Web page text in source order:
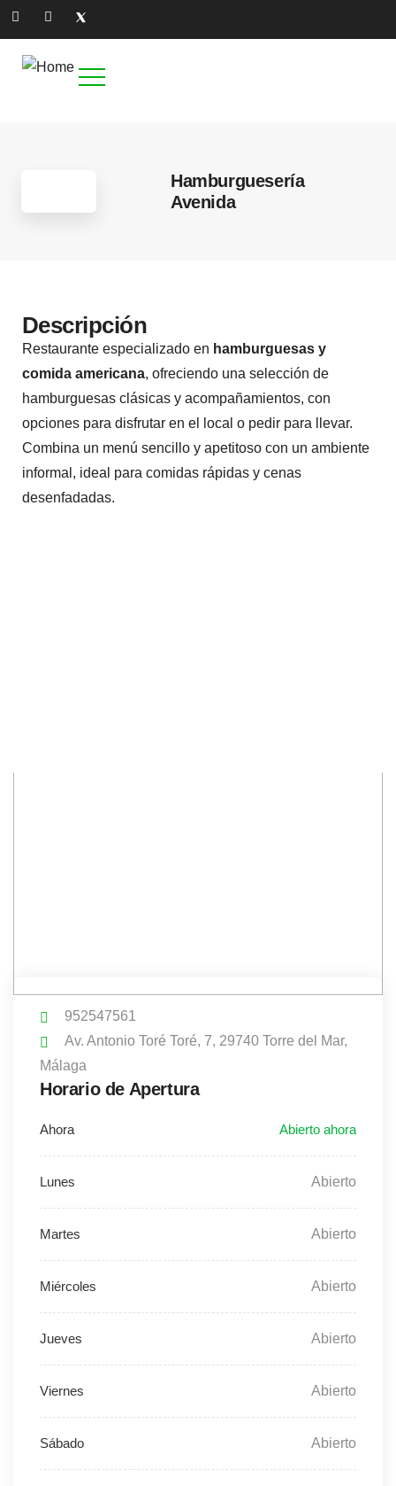
Hamburguesería
Avenida
Descripción
Restaurante especializado en hamburguesas y
comida americana, ofreciendo una selección de
hamburguesas clásicas y acompañamientos, con
opciones para disfrutar en el local o pedir para llevar.
Combina un menú sencillo y apetitoso con un ambiente
informal, ideal para comidas rápidas y cenas
desenfadadas.
952547561
Av. Antonio Toré Toré, 7, 29740 Torre del Mar,
Málaga
Horario de Apertura
Abierto
Abierto
Abierto
Abierto
Abierto
Abierto